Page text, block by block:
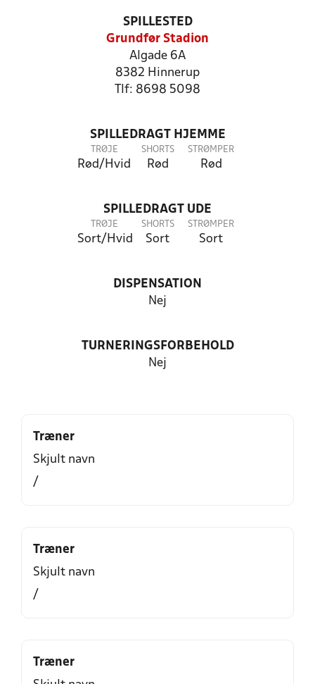
SPILLESTED
Grundfør Stadion
Algade 6A
8382 Hinnerup
Tlf: 8698 5098
SPILLEDRAGT HJEMME
TRØJE
Rød/Hvid
SHORTS
Rød
STRØMPER
Rød
SPILLEDRAGT UDE
TRØJE
Sort/Hvid
SHORTS
Sort
STRØMPER
Sort
DISPENSATION
Nej
TURNERINGSFORBEHOLD
Nej
Træner
Skjult navn
/
Træner
Skjult navn
/
Træner